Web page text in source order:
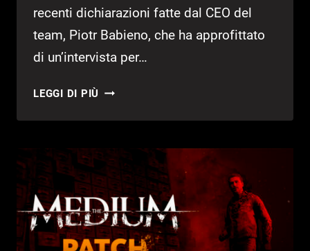
recenti dichiarazioni fatte dal CEO del
team, Piotr Babieno, che ha approfittato
di un’intervista per…
LEGGI DI PIÙ SILENT
BLOOBER
AL
LAVORO?